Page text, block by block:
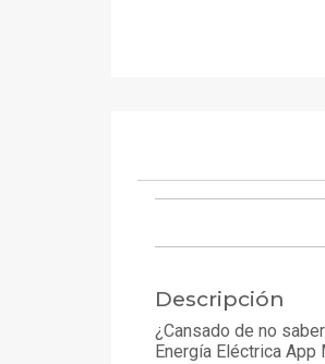
Descripción
¿Cansado de no
Energía Eléctrica